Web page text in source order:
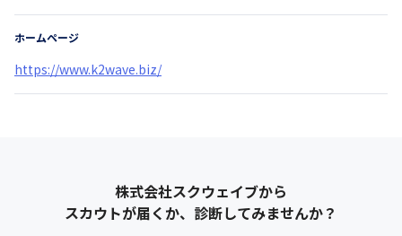
ホームページ
https://www.k2wave.biz/
株式会社スクウェイブから
スカウトが届くか、診断してみませんか？